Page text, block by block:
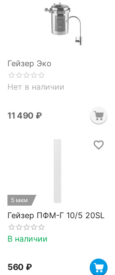
Гейзер Эко
Нет в наличии
11 490 ₽
5 мкм
Гейзер ПФМ-Г 10/5 20SL
В наличии
‍560‍ ₽